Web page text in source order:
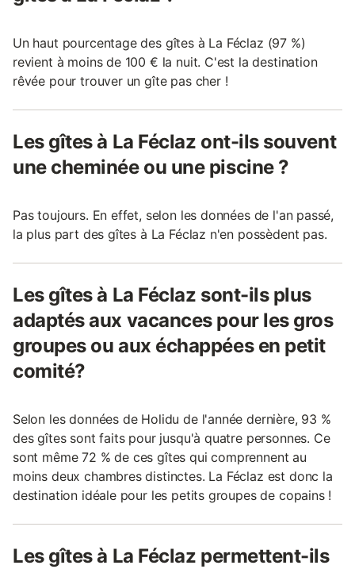
Un haut pourcentage des gîtes à La Féclaz (97 %)
revient à moins de 100 € la nuit. C'est la destination
rêvée pour trouver un gîte pas cher !
Les gîtes à La Féclaz ont-ils souvent
une cheminée ou une piscine ?
Pas toujours. En effet, selon les données de l'an passé,
la plus part des gîtes à La Féclaz n'en possèdent pas.
Les gîtes à La Féclaz sont-ils plus
adaptés aux vacances pour les gros
groupes ou aux échappées en petit
comité?
Selon les données de Holidu de l'année dernière, 93 %
des gîtes sont faits pour jusqu'à quatre personnes. Ce
sont même 72 % de ces gîtes qui comprennent au
moins deux chambres distinctes. La Féclaz est donc la
destination idéale pour les petits groupes de copains !
Les gîtes à La Féclaz permettent-ils